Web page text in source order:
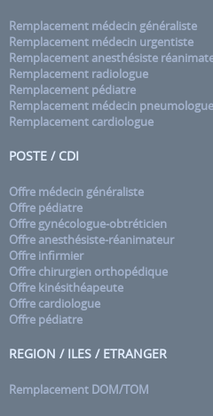
Remplacement médecin généraliste
Remplacement médecin urgentiste
Remplacement anesthésiste
Remplacement radiologue
Remplacement pédiatre
Remplacement médecin pneumologue
Remplacement cardiologue
POSTE / CDI
Offre médecin généraliste
Offre pédiatre
Offre gynécologue-obtréticien
Offre anesthésiste-réanimateur
Offre infirmier
Offre chirurgien orthopédique
Offre kinésithéapeute
Offre cardiologue
Offre pédiatre
REGION / ILES / ETRANGER
Remplacement DOM/TOM